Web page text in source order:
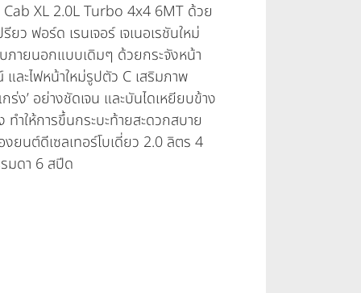
XL 2.0L Turbo 4x4 6MT ด้วย
ฟอร์ด เรนเจอร์ เจเนอเรชันใหม่
ภายนอกแบบเดิมๆ ด้วยกระจังหน้า
ละไฟหน้าใหม่รูปตัว C เสริมภาพ
ง’ อย่างชัดเจน และบันไดเหยียบข้าง
ำให้การขึ้นกระบะท้ายสะดวกสบาย
ยนต์ดีเซลเทอร์โบเดี่ยว 2.0 ลิตร 4
มดา 6 สปีด